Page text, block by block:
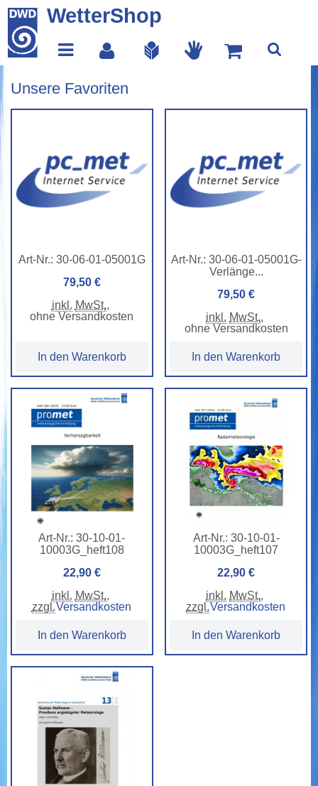
WetterShop
Unsere Favoriten
Art-Nr.: 30-06-01-05001G
79,50 €
inkl. MwSt.,
ohne Versandkosten
In den Warenkorb
Art-Nr.: 30-06-01-05001G-
Verlänge...
79,50 €
inkl. MwSt.,
ohne Versandkosten
In den Warenkorb
Art-Nr.:30-10-01-
10003G_heft108
22,90 €
inkl. MwSt.,
zzgl.Versandkosten
In den Warenkorb
Art-Nr.: 30-10-01-
10003G_heft107
22,90 €
inkl. MwSt.,
zzgl.Versandkosten
In den Warenkorb